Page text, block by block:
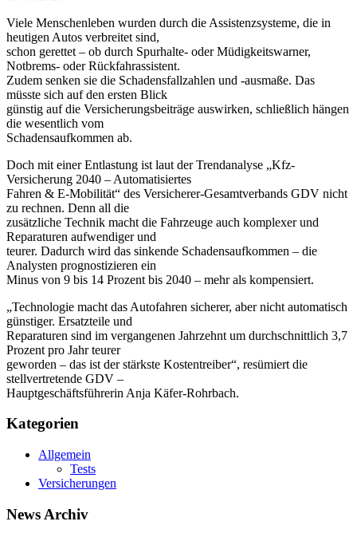
Viele Menschenleben wurden durch die Assistenzsysteme, die in
heutigen Autos verbreitet sind,
schon gerettet – ob durch Spurhalte- oder Müdigkeitswarner,
Notbrems- oder Rückfahrassistent.
Zudem senken sie die Schadensfallzahlen und -ausmaße. Das
müsste sich auf den ersten Blick
günstig auf die Versicherungsbeiträge auswirken, schließlich hängen
die wesentlich vom
Schadensaufkommen ab.
Doch mit einer Entlastung ist laut der Trendanalyse „Kfz-
Versicherung 2040 – Automatisiertes
Fahren & E-Mobilität“ des Versicherer-Gesamtverbands GDV nicht
zu rechnen. Denn all die
zusätzliche Technik macht die Fahrzeuge auch komplexer und
Reparaturen aufwendiger und
teurer. Dadurch wird das sinkende Schadensaufkommen – die
Analysten prognostizieren ein
Minus von 9 bis 14 Prozent bis 2040 – mehr als kompensiert.
„Technologie macht das Autofahren sicherer, aber nicht automatisch
günstiger. Ersatzteile und
Reparaturen sind im vergangenen Jahrzehnt um durchschnittlich 3,7
Prozent pro Jahr teurer
geworden – das ist der stärkste Kostentreiber“, resümiert die
stellvertretende GDV –
Hauptgeschäftsführerin Anja Käfer-Rohrbach.
Kategorien
Allgemein
Tests
Versicherungen
News Archiv